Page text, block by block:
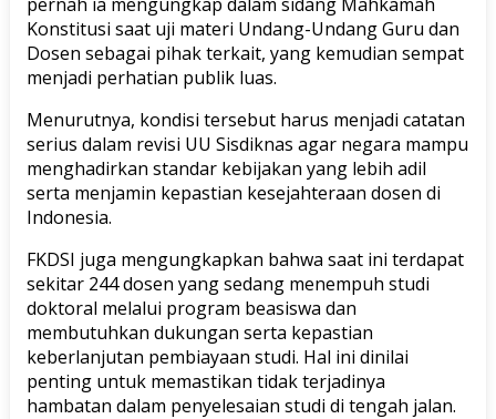
Konstitusi saat uji materi Undang-Undang Guru dan
Dosen sebagai pihak terkait, yang kemudian sempat
menjadi perhatian publik luas.
Menurutnya, kondisi tersebut harus menjadi catatan
serius dalam revisi UU Sisdiknas agar negara mampu
menghadirkan standar kebijakan yang lebih adil
serta menjamin kepastian kesejahteraan dosen di
Indonesia.
FKDSI juga mengungkapkan bahwa saat ini terdapat
sekitar 244 dosen yang sedang menempuh studi
doktoral melalui program beasiswa dan
membutuhkan dukungan serta kepastian
keberlanjutan pembiayaan studi. Hal ini dinilai
penting untuk memastikan tidak terjadinya
hambatan dalam penyelesaian studi di tengah jalan.